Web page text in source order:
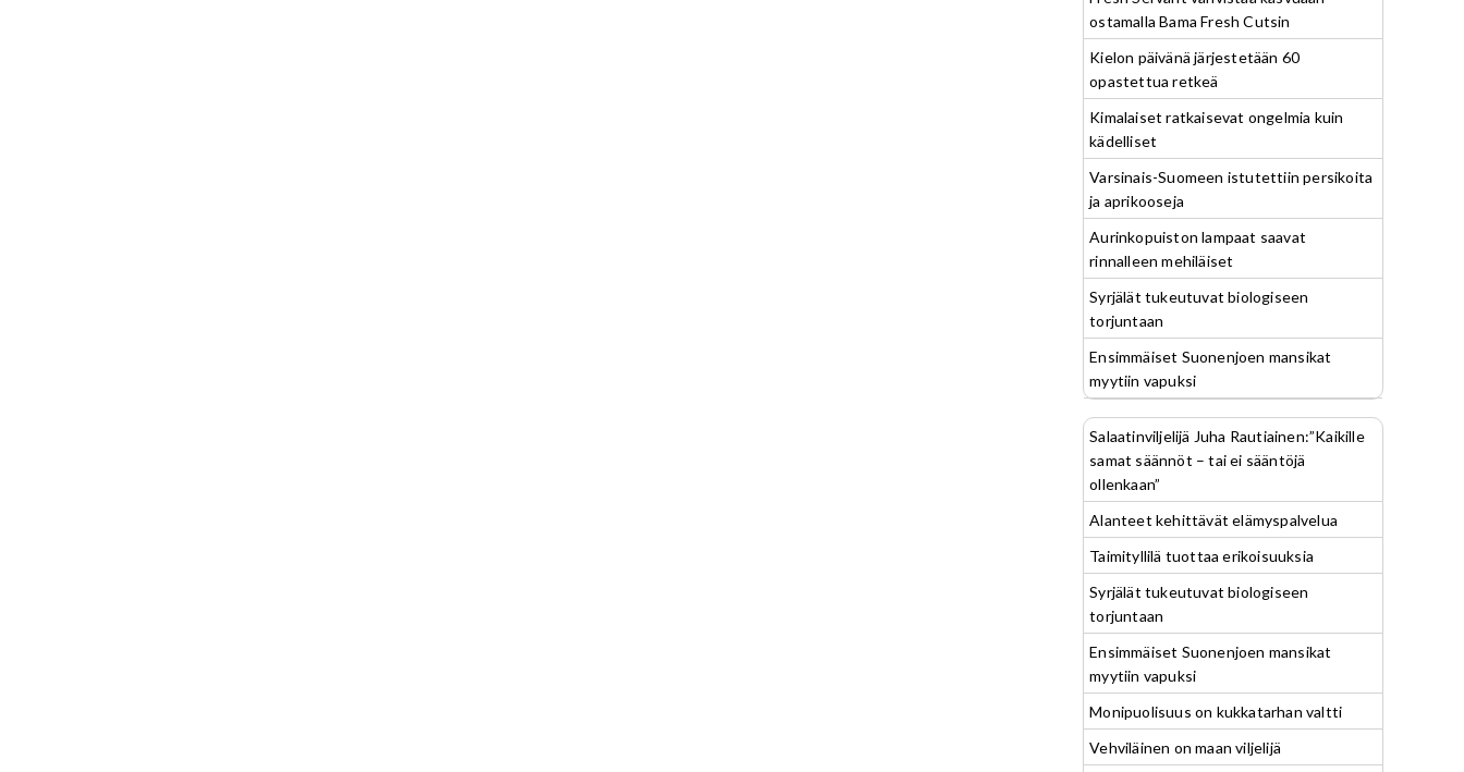
ostamalla Bama Fresh Cutsin
Kielon päivänä järjestetään 60
opastettua retkeä
Kimalaiset ratkaisevat ongelmia kuin
kädelliset
Varsinais-Suomeen istutettiin persikoita
ja aprikooseja
Aurinkopuiston lampaat saavat
rinnalleen mehiläiset
Syrjälät tukeutuvat biologiseen
torjuntaan
Ensimmäiset Suonenjoen mansikat
myytiin vapuksi
Salaatinviljelijä Juha Rautiainen:”Kaikille
samat säännöt – tai ei sääntöjä
ollenkaan”
Alanteet kehittävät elämyspalvelua
Taimityllilä tuottaa erikoisuuksia
Syrjälät tukeutuvat biologiseen
torjuntaan
Ensimmäiset Suonenjoen mansikat
myytiin vapuksi
Monipuolisuus on kukkatarhan valtti
Vehviläinen on maan viljelijä